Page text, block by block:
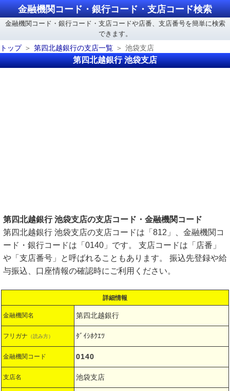
金融機関コード・銀行コード・支店コード検索
金融機関コード・銀行コード・支店コードや店番、支店番号を簡単に検索
できます。
トップ
第四北越銀行の支店一覧 池袋支店
第四北越銀行 池袋支店
第四北越銀行 池袋支店の支店コード・金融機関コード
第四北越銀行 池袋支店の支店コードは「812」、金融機関コ
ード・銀行コードは「0140」です。 支店コードは「店番」
や「支店番号」と呼ばれることもあります。 振込先登録や給
与振込、口座情報の確認時にご利用ください。
詳細情報
金融機関名 第四北越銀行
フリガナ （読み方） ﾀﾞｲｼﾎｸｴﾂ
金融機関コード 0140
支店名 池袋支店